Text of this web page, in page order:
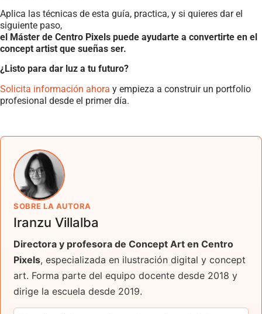
Aplica las técnicas de esta guía, practica, y si quieres dar el
siguiente paso,
el Máster de Centro Pixels puede ayudarte a convertirte en el
concept artist que sueñas ser.
¿Listo para dar luz a tu futuro?
Solicita información ahora y empieza a construir un portfolio
profesional desde el primer día.
SOBRE LA AUTORA
Iranzu Villalba
Directora y profesora de Concept Art en Centro
Pixels, especializada en ilustración digital y concept
art. Forma parte del equipo docente desde 2018 y
dirige la escuela desde 2019.